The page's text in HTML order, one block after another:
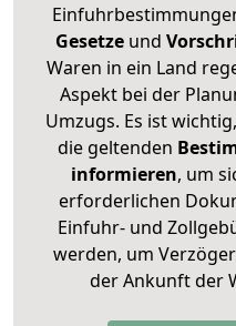
Gesetzeund
Waren in ein Land
Aspekt bei der
Umzugs. Es ist
die geltenden
informieren, um
erforderlichen
Einfuhr- und
werden, um
der Ankunft der